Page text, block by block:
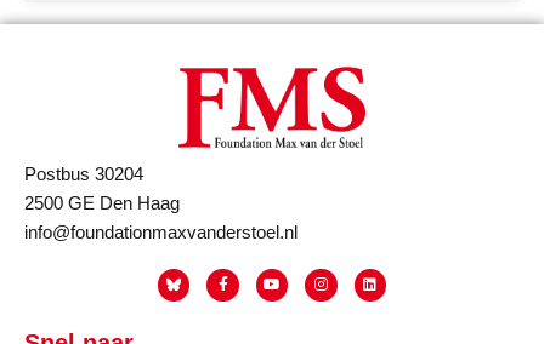
Postbus 30204
2500 GE Den Haag
info@foundationmaxvanderstoel.nl